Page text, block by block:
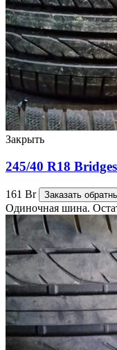
Закрыть
245/40 R18
161 Br Заказать
Одиночная шина.